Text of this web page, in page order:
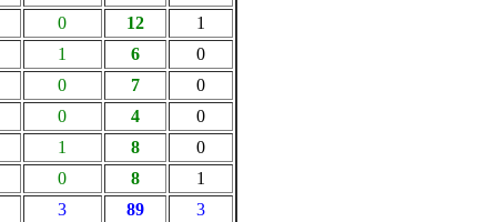
0
12
1
1
6
0
0
7
0
0
4
0
1
8
0
0
8
1
3
89 3